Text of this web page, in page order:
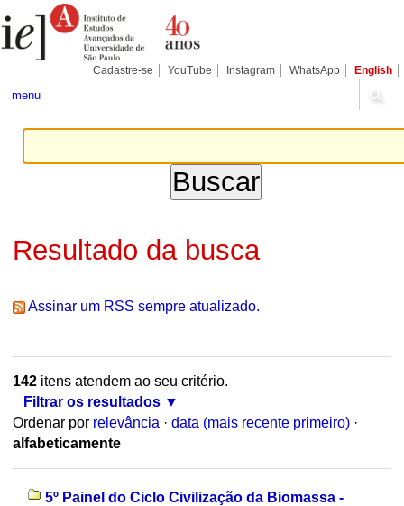
para
conteúdo.
Pessoais
Cadastre-se YouTube Instagram WhatsApp English
menu
Resultado da busca
Assinar um RSS sempre atualizado.
142itens atendem ao seu critério.
Filtrar os resultados
Ordenar por relevância · data (mais recente primeiro) ·
alfabeticamente
5º Painel do Ciclo Civilização da Biomassa -